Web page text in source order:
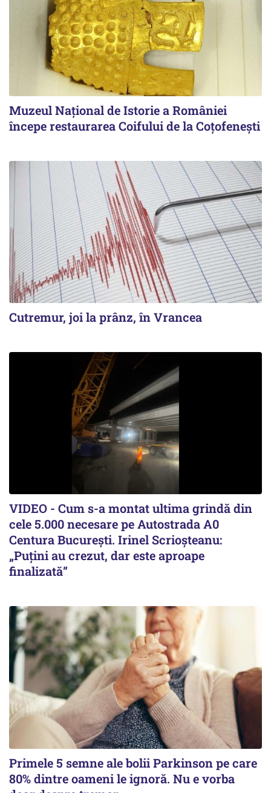
Muzeul Național de Istorie a României
începe restaurarea Coifului de la Coțofenești
Cutremur, joi la prânz, în Vrancea
VIDEO - Cum s-a montat ultima grindă din
cele 5.000 necesare pe Autostrada A0
Centura București. Irinel Scrioșteanu:
„Puțini au crezut, dar este aproape
finalizată”
Primele 5 semne ale bolii Parkinson pe care
80% dintre oameni le ignoră. Nu e vorba